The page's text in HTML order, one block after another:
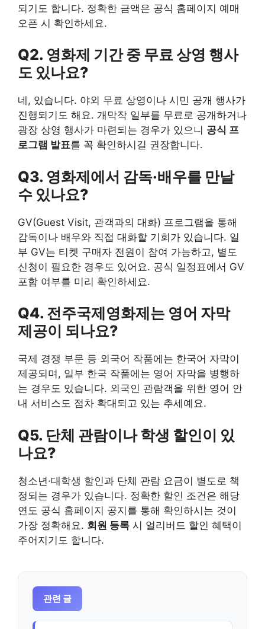
되기도 합니다. 정확한 금액은 공식 홈페이지 예매
오픈 시 확인하세요.
Q2. 영화제 기간 중 무료 상영 행사
도 있나요?
네, 있습니다. 야외 무료 상영이나 시민 공개 행사가
진행되기도 해요. 개막작 일부를 무료로 공개하거나
광장 상영 행사가 마련되는 경우가 있으니 공식 프
로그램 발표를 꼭 확인하시길 권장합니다.
Q3. 영화제에서 감독·배우를 만날
수 있나요?
GV(Guest Visit, 관객과의 대화) 프로그램을 통해
감독이나 배우와 직접 대화할 기회가 있습니다. 일
부 GV는 티켓 구매자 전원이 참여 가능하고, 별도
신청이 필요한 경우도 있어요. 공식 일정표에서 GV
포함 여부를 미리 확인하세요.
Q4. 전주국제영화제는 영어 자막
제공이 되나요?
국제 경쟁 부문 등 외국어 작품에는 한국어 자막이
제공되며, 일부 한국 작품에는 영어 자막을 병행하
는 경우도 있습니다. 외국인 관람객을 위한 영어 안
내 서비스도 점차 확대되고 있는 추세예요.
Q5. 단체 관람이나 학생 할인이 있
나요?
청소년·대학생 할인과 단체 관람 요금이 별도로 책
정되는 경우가 있습니다. 정확한 할인 조건은 해당
연도 공식 홈페이지 공지를 통해 확인하시는 것이
가장 정확해요. 회원 등록 시 얼리버드 할인 혜택이
주어지기도 합니다.
관련 글